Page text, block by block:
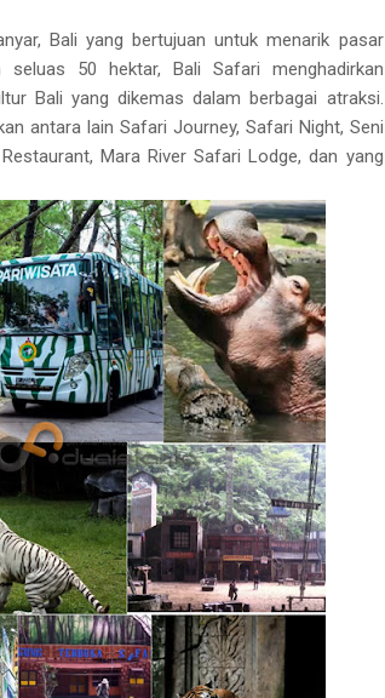
Bali yang bertujuan untuk menarik pasar
50 hektar, Bali Safari menghadirkan
Bali yang dikemas dalam berbagai atraksi.
antara lain Safari Journey, Safari Night, Seni
Mara River Safari Lodge, dan yang